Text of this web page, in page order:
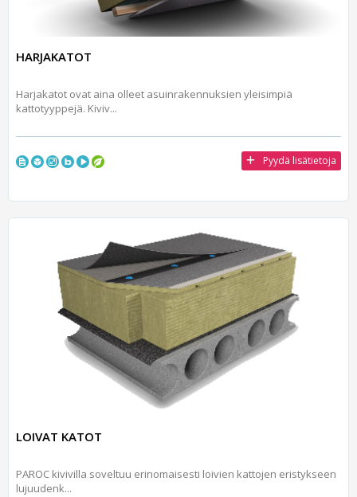
HARJAKATOT
Harjakatot ovat aina olleet asuinrakennuksien yleisimpiä
kattotyyppejä. Kiviv...
Pyydä lisätietoja
LOIVAT KATOT
PAROC kivivilla soveltuu erinomaisesti loivien kattojen eristykseen
lujuudenk...